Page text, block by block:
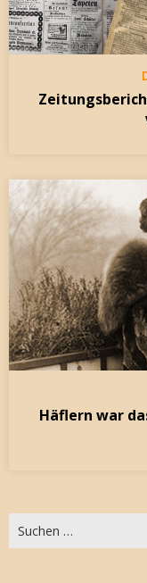
Häflern war
Suchen
nach: